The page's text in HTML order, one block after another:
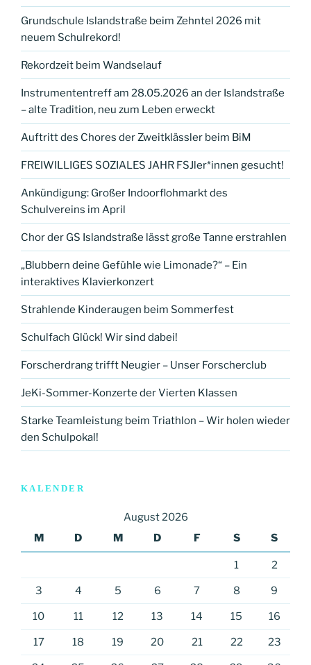
Grundschule Islandstraße beim Zehntel 2026 mit
neuem Schulrekord!
Rekordzeit beim Wandselauf
Instrumententreff am 28.05.2026 an der Islandstraße
– alte Tradition, neu zum Leben erweckt
Auftritt des Chores der Zweitklässler beim BiM
FREIWILLIGES SOZIALES JAHR FSJler*innen gesucht!
Ankündigung: Großer Indoorflohmarkt des
Schulvereins im April
Chor der GS Islandstraße lässt große Tanne erstrahlen
„Blubbern deine Gefühle wie Limonade?“ – Ein
interaktives Klavierkonzert
Strahlende Kinderaugen beim Sommerfest
Schulfach Glück! Wir sind dabei!
Forscherdrang trifft Neugier – Unser Forscherclub
JeKi-Sommer-Konzerte der Vierten Klassen
Starke Teamleistung beim Triathlon – Wir holen wieder
den Schulpokal!
KALENDER
August 2026
M
D M D F S S
1 2
3 4 5 6 7 8 9
10 11 12 13 14 15 16
17 18 19 20 21 22 23